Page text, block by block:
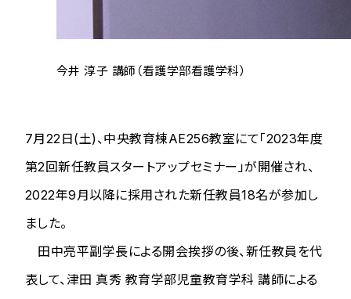
今井 淳子 講師（看護学部看護学科）
7月22日(土)、中央教育棟AE256教室にて「2023年度
第2回新任教員スタートアップセミナー」が開催され、
2022年9月以降に採用された新任教員18名が参加し
ました。
田中亮平副学長による開会挨拶の後、新任教員を代
表して、津田 真秀 教育学部児童教育学科 講師による